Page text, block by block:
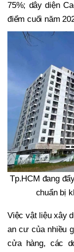
75%; dây diện
điểm cuối năm
Tp.HCM đang
chuẩn bị
Việc vật liệu xây
an cư của nhiều
cửa hàng, các